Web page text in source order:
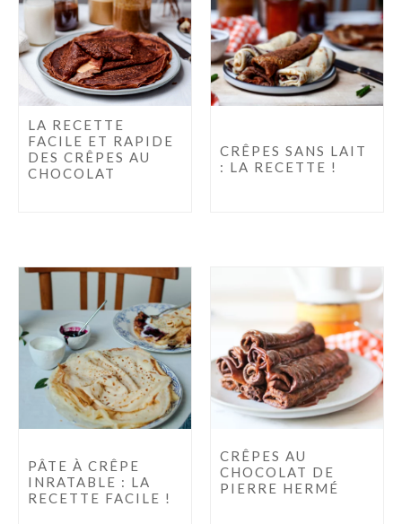
LA RECETTE
FACILE ET RAPIDE
DES CRÊPES AU
CHOCOLAT
CRÊPES SANS LAIT
: LA RECETTE !
PÂTE À CRÊPE
INRATABLE : LA
RECETTE FACILE !
CRÊPES AU
CHOCOLAT DE
PIERRE HERMÉ